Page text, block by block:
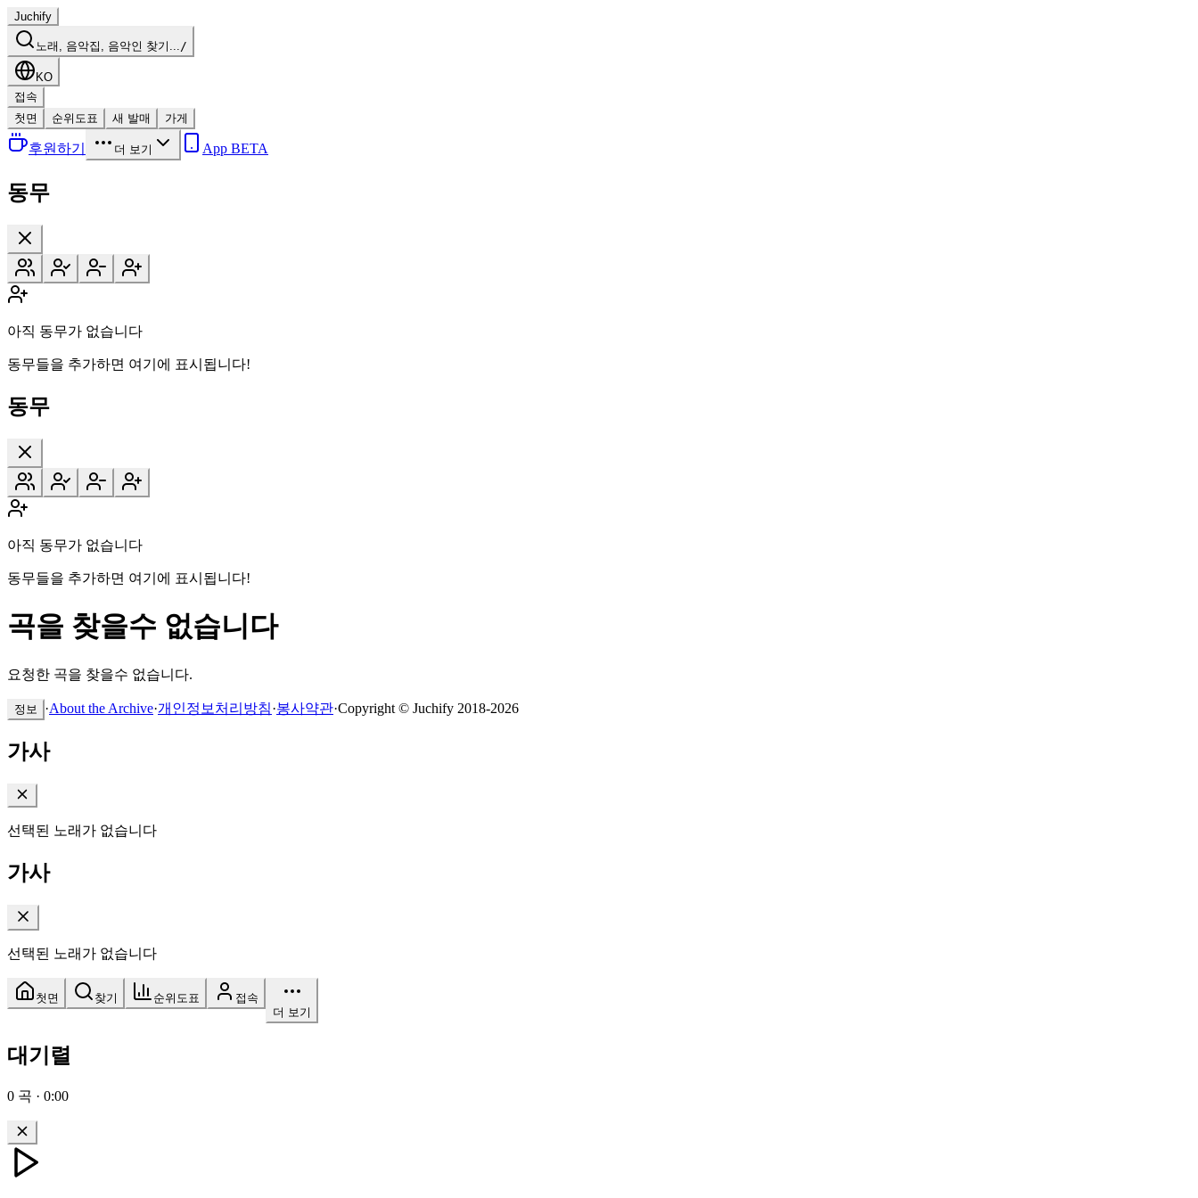
Juchify
노래, 음악집, 음악인 찾기.../
KO
접속
첫면
순위도표 새 발매 가게
후원하기 더 보기 App BETA
동무
아직 동무가 없습니다
동무들을 추가하면 여기에 표시됩니다!
동무
아직 동무가 없습니다
동무들을 추가하면 여기에 표시됩니다!
곡을 찾을수 없습니다
요청한 곡을 찾을수 없습니다.
정보 ·About the Archive·개인정보처리방침·봉사약관·Copyright © Juchify 2018-2026
가사
선택된 노래가 없습니다
가사
선택된 노래가 없습니다
첫면 찾기 순위도표
접속
더 보기
대기렬
0 곡 · 0:00